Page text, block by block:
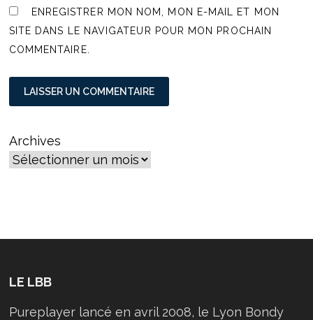
ENREGISTRER MON NOM, MON E-MAIL ET MON
SITE DANS LE NAVIGATEUR POUR MON PROCHAIN
COMMENTAIRE.
Archives
LE LBB
Pureplayer lancé en avril 2008, le Lyon Bondy